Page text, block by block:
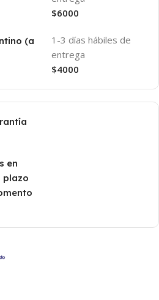
$6000
(a
1-3 días hábiles de
entrega
$4000
en
plazo